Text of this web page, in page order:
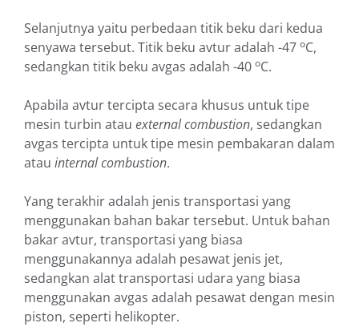
Selanjutnya yaitu perbedaan titik beku dari kedua
senyawa tersebut. Titik beku avtur adalah -47 oC,
sedangkan titik beku avgas adalah -40 oC.
Apabila avtur tercipta secara khusus untuk tipe
mesin turbin atau external combustion, sedangkan
avgas tercipta untuk tipe mesin pembakaran dalam
atau internal combustion.
Yang terakhir adalah jenis transportasi yang
menggunakan bahan bakar tersebut. Untuk bahan
bakar avtur, transportasi yang biasa
menggunakannya adalah pesawat jenis jet,
sedangkan alat transportasi udara yang biasa
menggunakan avgas adalah pesawat dengan mesin
piston, seperti helikopter.